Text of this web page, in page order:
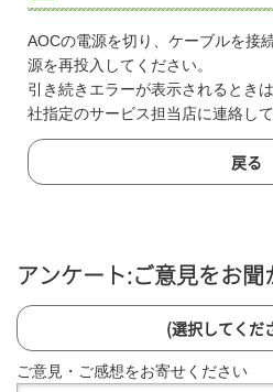
AOCの電源を切り、ケーブルを接
源を再投入してください。
引き続きエラーが表示されるとき
社指定のサービス担当店に連絡して
戻る
アンケート:ご意見をお聞
(選択してくだ
ご意見・ご感想をお寄せください